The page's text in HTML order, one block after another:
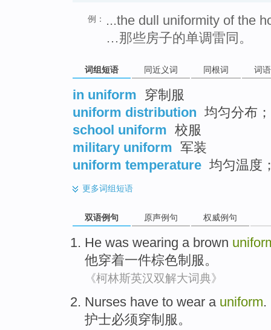
例：
...the dull uniformity of the
…那些房子的单调雷同。
词组短语 同近义词 同根词 词
in uniform
穿制服
uniform distribution 均匀分布
school uniform 校服
military uniform 军装
uniform temperature 均匀温度
更多词组短语
双语例句 原声例句 权威例句
He was wearing a brown
他穿着一件棕色制服。
《柯林斯英汉双解大词典》
Nurses have to wear a uniform.
护士必须穿制服。